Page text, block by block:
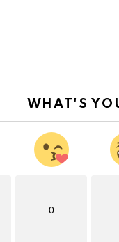
WHAT'S
0